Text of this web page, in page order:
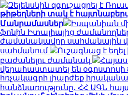
Զելենսկին զգուշացրել է
թիթեղների տակ է
Մանրամասներ
Իսպանիան
ֆոնին Իտալիայից
ժամանակավոր սահմանային
սահմանում
Ուշագնաց է
բաժանելու ժամանակ
վերահաստատել են օգոստոսի
հռչակագրի լիարժեք
հանձնառությունը․ ՀՀ ԱԳՆ